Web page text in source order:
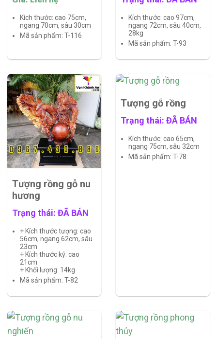
Kích thước: cao 75cm,
ngang 70cm, sâu 30cm
Mã sản phẩm: T-116
Kích thước: cao 97cm,
ngang 72cm, sâu 40cm,
28kg
Mã sản phẩm: T-93
Tượng rồng gỗ nu
hương
Trạng thái: ĐÃ BÁN
+ Kích thước tượng: cao
56cm, ngang 62cm, sâu
23cm
+ Kích thước kỷ: cao
21cm
+ Khối lượng: 14kg
Mã sản phẩm: T-82
Tượng gỗ rồng
Trạng thái: ĐÃ BÁN
Kích thước: cao 65cm,
ngang 75cm, sâu 32cm
Mã sản phẩm: T-78